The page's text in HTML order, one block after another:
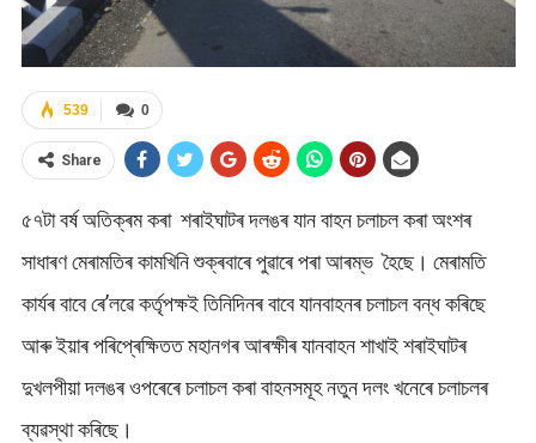
0
539
Share
৫৭টা বৰ্ষ অতিক্ৰম কৰা শৰাইঘাটৰ দলঙৰ যান বাহন চলাচল কৰা অংশৰ
সাধাৰণ মেৰামতিৰ কামখিনি শুক্ৰবাৰে পুৱাৰে পৰা আৰম্ভ হৈছে। মেৰামতি
কাৰ্যৰ বাবে ৰে’লৱে কৰ্তৃপক্ষই তিনিদিনৰ বাবে যানবাহনৰ চলাচল বন্ধ কৰিছে
আৰু ইয়াৰ পৰিপ্ৰেক্ষিতত মহানগৰ আৰক্ষীৰ যানবাহন শাখাই শৰাইঘাটৰ
দুখলপীয়া দলঙৰ ওপৰেৰে চলাচল কৰা বাহনসমূহ নতুন দলং খনেৰে চলাচলৰ
ব্যৱস্থা কৰিছে।